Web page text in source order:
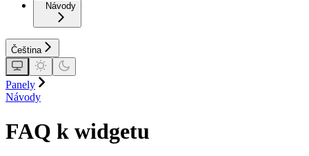
Návody
Čeština
Panely
Návody
FAQ k widgetu